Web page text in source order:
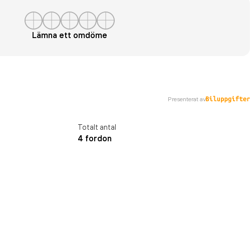
Lämna ett omdöme
Presenterat av
Totalt antal
4 fordon